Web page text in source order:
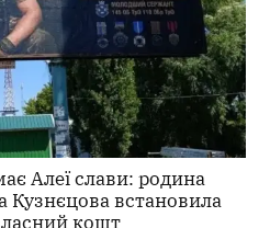
Алеї слави: родина
Кузнєцова встановила
кошт